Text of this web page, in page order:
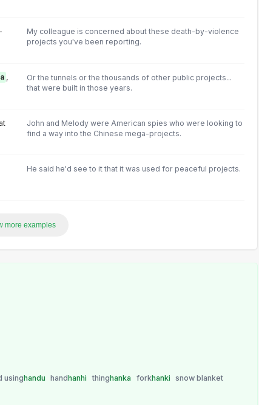
-
My colleague is concerned about these death-by-violence
projects you've been reporting.
,
Or the tunnels or the thousands of other public projects...
that were built in those years.
John and Melody were American spies who were looking to
find a way into the Chinese mega-projects.
He said he'd see to it that it was used for peaceful projects.
more examples
usinghandu handhanhi thinghanka forkhanki
snow blanket